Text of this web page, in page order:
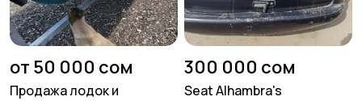
от 50 000 сом
Продажа лодок и
300 000 сом
Seat Alhambra's